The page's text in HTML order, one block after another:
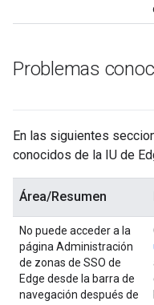
Problemas
En las siguientes
conocidos de la IU de
Área/Resumen
No puede acceder a la
página Administración
de zonas de SSO de
Edge desde la barra de
navegación después de